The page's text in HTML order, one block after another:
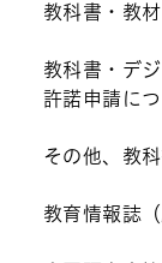
教科書・教
教科書・デ
許諾申請に
その他、教
教育情報誌